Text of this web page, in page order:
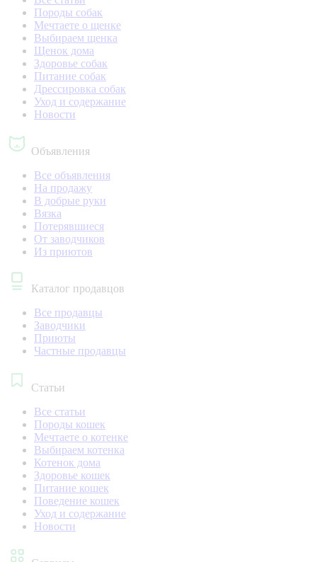
Породы собак
Мечтаете о щенке
Выбираем щенка
Щенок дома
Здоровье собак
Питание собак
Дрессировка собак
Уход и содержание
Новости
Объявления
Все объявления
На продажу
В добрые руки
Вязка
Потерявшиеся
От заводчиков
Из приютов
Каталог продавцов
Все продавцы
Заводчики
Приюты
Частные продавцы
Статьи
Все статьи
Породы кошек
Мечтаете о котенке
Выбираем котенка
Котенок дома
Здоровье кошек
Питание кошек
Поведение кошек
Уход и содержание
Новости